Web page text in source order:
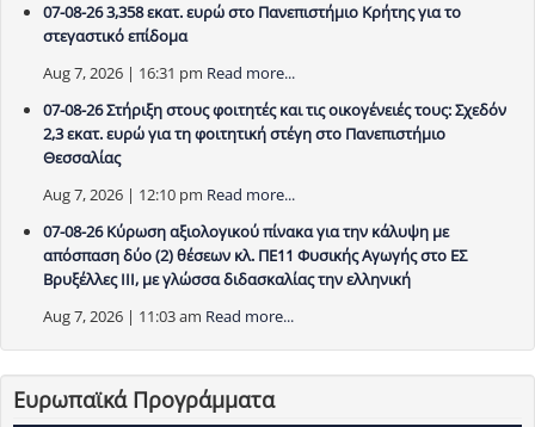
07-08-26 3,358 εκατ. ευρώ στο Πανεπιστήμιο Κρήτης για το
στεγαστικό επίδομα
Aug 7, 2026 | 16:31 pm Read more...
07-08-26 Στήριξη στους φοιτητές και τις οικογένειές τους: Σχεδόν
2,3 εκατ. ευρώ για τη φοιτητική στέγη στο Πανεπιστήμιο
Θεσσαλίας
Aug 7, 2026 | 12:10 pm Read more...
07-08-26 Κύρωση αξιολογικού πίνακα για την κάλυψη με
απόσπαση δύο (2) θέσεων κλ. ΠΕ11 Φυσικής Αγωγής στο ΕΣ
Βρυξέλλες ΙΙΙ, με γλώσσα διδασκαλίας την ελληνική
Aug 7, 2026 | 11:03 am Read more...
Ευρωπαϊκά Προγράμματα